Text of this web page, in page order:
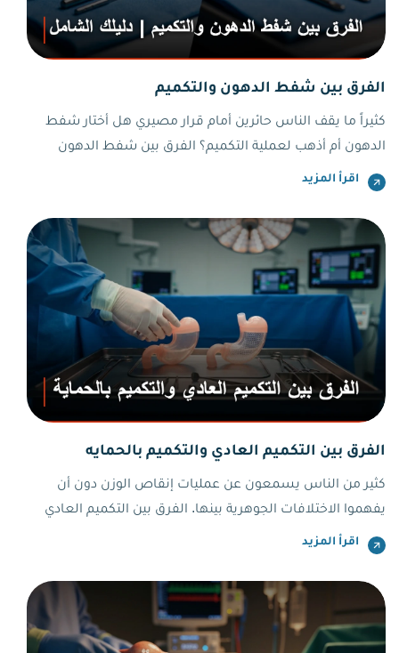
الفرق بين شفط الدهون والتكميم
كثيراً ما يقف الناس حائرين أمام قرار مصيري هل أختار شفط
الدهون أم أذهب لعملية التكميم؟ الفرق بين شفط الدهون
والتكميم ليس مجرد فرق في الإجراء الجراحي، بل هو فرق جوهري
بدقة يحميك من قرار خاطئ قد يكلفك صحتك.
اقرأ المزيد
الفرق بين التكميم العادي والتكميم بالحمايه
كثير من الناس يسمعون عن عمليات إنقاص الوزن دون أن
يفهموا الاختلافات الجوهرية بينها. الفرق بين التكميم العادي
والتكميم بالحمايه تحديداً هو أحد أكثر الأسئلة التي يطرحها المرضى
المعاناة. هذا القرار ليس تجميلياً بالمعنى الحرفي إنه قرار صحي
يمسّ حياتك اليومية بالكامل.
اقرأ المزيد